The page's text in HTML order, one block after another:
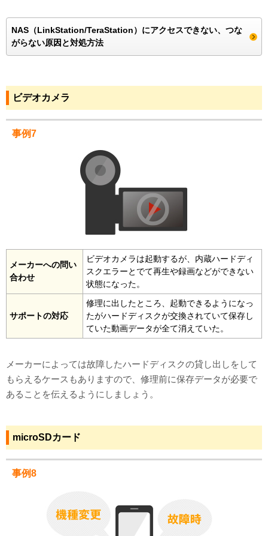
NAS（LinkStation/TeraStation）にアクセスできない、つな
がらない原因と対処方法
ビデオカメラ
事例7
メーカーへの問い
合わせ
ビデオカメラは起動するが、内蔵ハードディ
スクエラーとでて再生や録画などができない
状態になった。
サポートの対応
修理に出したところ、起動できるようになっ
たがハードディスクが交換されていて保存し
ていた動画データが全て消えていた。
メーカーによっては故障したハードディスクの貸し出しをして
もらえるケースもありますので、修理前に保存データが必要で
あることを伝えるようにしましょう。
microSDカード
事例8